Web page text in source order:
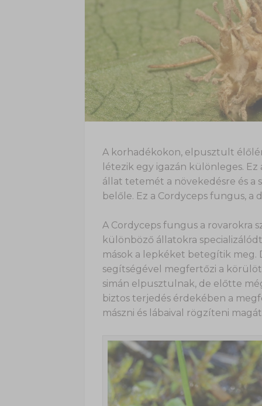
A korhadékokon, elpusztult
létezik egy igazán különleges.
állat tetemét a növekedésre és a
belőle. Ez a Cordyceps fungus,
A Cordyceps fungus a rovarokra
különböző állatokra
mások a lepkéket betegítik meg.
segítségével megfertőzi a
simán elpusztulnak, de előtte
biztos terjedés érdekében a
mászni és lábaival rögzíteni